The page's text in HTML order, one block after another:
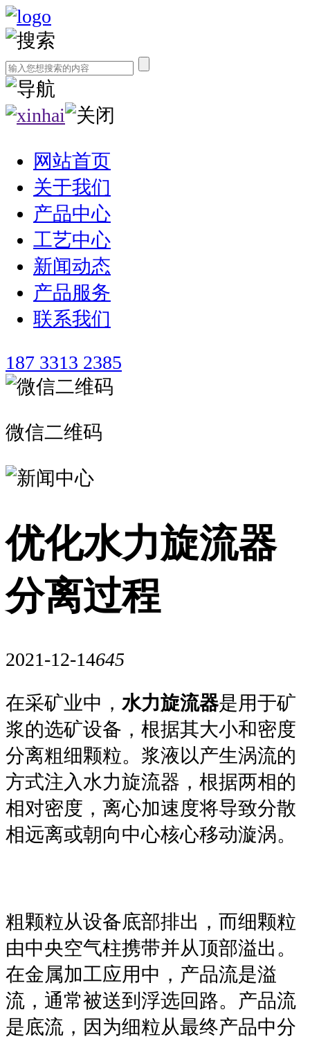
网站首页
关于我们
产品中心
工艺中心
新闻动态
产品服务
联系我们
187 3313 2385
微信二维码
优化水力旋流器
分离过程
2021-12-14645
在采矿业中， 水力旋流器是用于矿
浆的选矿设备，根据其大小和密度
分离粗细颗粒。浆液以产生涡流的
方式注入水力旋流器，根据两相的
相对密度，离心加速度将导致分散
相远离或朝向中心核心移动漩涡。
粗颗粒从设备底部排出，而细颗粒
由中央空气柱携带并从顶部溢出。
在金属加工应用中，产品流是溢
流，通常被送到浮选回路。产品流
是底流，因为细粒从最终产品中分